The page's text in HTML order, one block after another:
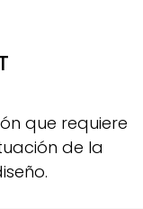
que requiere
de la